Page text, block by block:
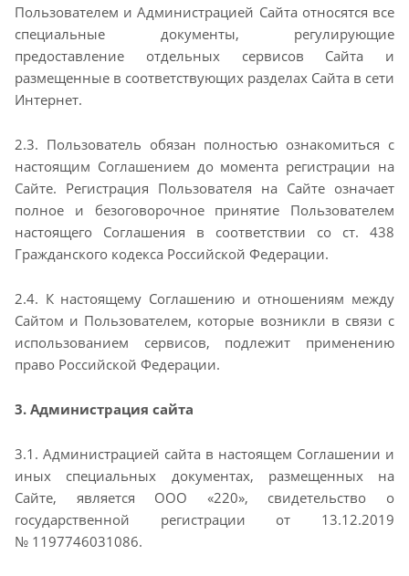
Пользователем и Администрацией Сайта относятся все
специальные документы, регулирующие
предоставление отдельных сервисов Сайта и
размещенные в соответствующих разделах Сайта в сети
Интернет.
2.3. Пользователь обязан полностью ознакомиться с
настоящим Соглашением до момента регистрации на
Сайте. Регистрация Пользователя на Сайте означает
полное и безоговорочное принятие Пользователем
настоящего Соглашения в соответствии со ст. 438
Гражданского кодекса Российской Федерации.
2.4. К настоящему Соглашению и отношениям между
Сайтом и Пользователем, которые возникли в связи с
использованием сервисов, подлежит применению
право Российской Федерации.
3. Администрация сайта
3.1. Администрацией сайта в настоящем Соглашении и
иных специальных документах, размещенных на
Сайте, является ООО «220», свидетельство о
государственной регистрации от 13.12.2019
№ 1197746031086.